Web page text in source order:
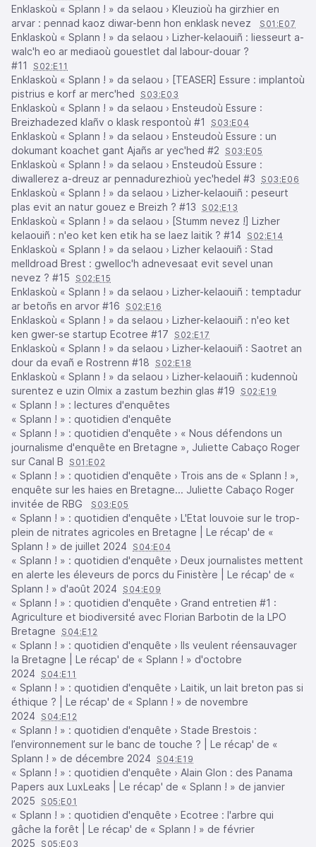
Enklaskoù « Splann ! » da selaou › Kleuzioù ha girzhier en
arvar : pennad kaoz diwar-benn hon enklask nevez
S01:E07
Enklaskoù « Splann ! » da selaou › Lizher-kelaouiñ : liesseurt a-
walc'h eo ar mediaoù gouestlet dal labour-douar ?
#11
S02:E11
Enklaskoù « Splann ! » da selaou › [TEASER] Essure : implantoù
pistrius e korf ar merc'hed
S03:E03
Enklaskoù « Splann ! » da selaou › Ensteudoù Essure :
Breizhadezed klañv o klask respontoù #1
S03:E04
Enklaskoù « Splann ! » da selaou › Ensteudoù Essure : un
dokumant koachet gant Ajañs ar yec'hed #2
S03:E05
Enklaskoù « Splann ! » da selaou › Ensteudoù Essure :
diwallerez a-dreuz ar pennadurezhioù yec'hedel #3
S03:E06
Enklaskoù « Splann ! » da selaou › Lizher-kelaouiñ : peseurt
plas evit an natur gouez e Breizh ? #13
S02:E13
Enklaskoù « Splann ! » da selaou › [Stumm nevez !] Lizher
kelaouiñ : n'eo ket ken etik ha se laez laitik ? #14
S02:E14
Enklaskoù « Splann ! » da selaou › Lizher kelaouiñ : Stad
melldroad Brest : gwelloc'h adnevesaat evit sevel unan
nevez ? #15
S02:E15
Enklaskoù « Splann ! » da selaou › Lizher-kelaouiñ : temptadur
ar betoñs en arvor #16
S02:E16
Enklaskoù « Splann ! » da selaou › Lizher-kelaouiñ : n'eo ket
ken gwer-se startup Ecotree #17
S02:E17
Enklaskoù « Splann ! » da selaou › Lizher-kelaouiñ : Saotret an
dour da evañ e Rostrenn #18
S02:E18
Enklaskoù « Splann ! » da selaou › Lizher-kelaouiñ : kudennoù
surentez e uzin Olmix a zastum bezhin glas #19
S02:E19
« Splann ! » : lectures d'enquêtes
« Splann ! » : quotidien d'enquête
« Splann ! » : quotidien d'enquête › « Nous défendons un
journalisme d'enquête en Bretagne », Juliette Cabaço Roger
sur Canal B
S01:E02
« Splann ! » : quotidien d'enquête › Trois ans de « Splann ! »,
enquête sur les haies en Bretagne... Juliette Cabaço Roger
invitée de RBG
S03:E05
« Splann ! » : quotidien d'enquête › L'Etat louvoie sur le trop-
plein de nitrates agricoles en Bretagne | Le récap' de «
Splann ! » de juillet 2024
S04:E04
« Splann ! » : quotidien d'enquête › Deux journalistes mettent
en alerte les éleveurs de porcs du Finistère | Le récap' de «
Splann ! » d'août 2024
S04:E09
« Splann ! » : quotidien d'enquête › Grand entretien #1 :
Agriculture et biodiversité avec Florian Barbotin de la LPO
Bretagne
S04:E12
« Splann ! » : quotidien d'enquête › Ils veulent réensauvager
la Bretagne | Le récap' de « Splann ! » d'octobre
2024
S04:E11
« Splann ! » : quotidien d'enquête › Laitik, un lait breton pas si
éthique ? | Le récap' de « Splann ! » de novembre
2024
S04:E12
« Splann ! » : quotidien d'enquête › Stade Brestois :
l’environnement sur le banc de touche ? | Le récap' de «
Splann ! » de décembre 2024
S04:E19
« Splann ! » : quotidien d'enquête › Alain Glon : des Panama
Papers aux LuxLeaks | Le récap' de « Splann ! » de janvier
2025
S05:E01
« Splann ! » : quotidien d'enquête › Ecotree : l'arbre qui
gâche la forêt | Le récap' de « Splann ! » de février
2025
S05:E03